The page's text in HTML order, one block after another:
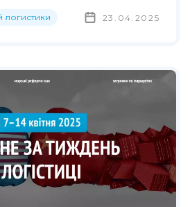
логистики 23.04.2025